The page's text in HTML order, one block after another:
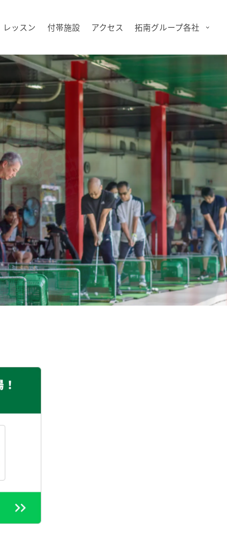
レッスン 付帯施設 アクセス 拓南グループ各社